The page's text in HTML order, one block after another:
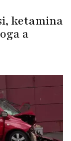
ketamina
a